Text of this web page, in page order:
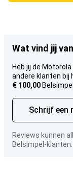
Wat vind jij
Heb jij de
andere klanten bij
€ 100,00
Schrijf een
Reviews kunnen
Belsimpel-klanten.